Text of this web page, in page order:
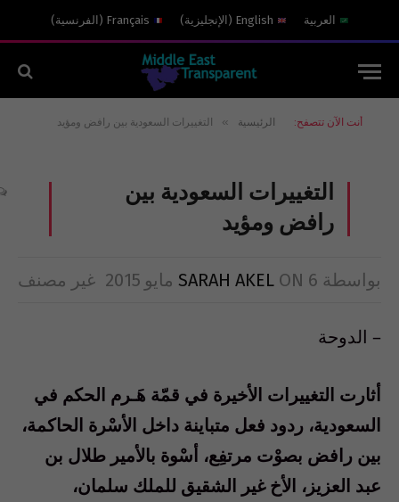
العربية English
( الإنجليزية)
Français
( الفرنسية)
أنت الآن تتصفح: الرئيسية » التغييرات السعودية بين رافض ومؤيد
التغييرات السعودية بين
رافض ومؤيد
بواسطة SARAH AKEL ON 6 مايو 2015 غير مصنف
– الدوحة
أثارت التغييرات الأخيرة في قمّة هَـرم الحكم في
السعودية، ردود فعل متباينة داخل الأسْرة الحاكمة،
بين رافض بصوْت مرتفِع، أسْوة بالأمير طلال بن
عبد العزيز، الأخ غير الشقيق للملك سلمان،